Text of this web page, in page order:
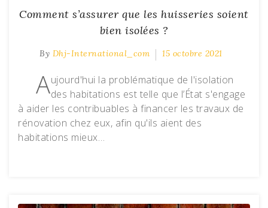
Comment s’assurer que les huisseries soient
bien isolées ?
By Dhj-International_com 15 octobre 2021
Aujourd'hui la problématique de l'isolation
des habitations est telle que l’État s'engage
à aider les contribuables à financer les travaux de
rénovation chez eux, afin qu'ils aient des
habitations mieux…